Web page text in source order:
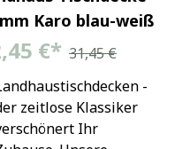
Karo blau-weiß
€* 31,45 €
-
zeitlose Klassiker
Ihr